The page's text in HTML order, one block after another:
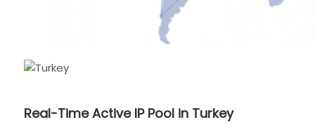
Real-Time Active IP Pool in Turkey